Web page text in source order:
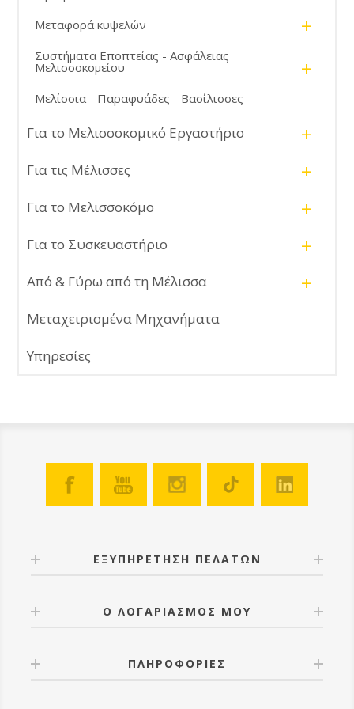
Μεταφορά κυψελών +
Συστήματα Εποπτείας - Ασφάλειας
Μελισσοκομείου +
Μελίσσια - Παραφυάδες - Βασίλισσες
Για το Μελισσοκομικό Εργαστήριο +
Για τις Μέλισσες +
Για το Μελισσοκόμο +
Για το Συσκευαστήριο +
Από & Γύρω από τη Μέλισσα +
Μεταχειρισμένα Μηχανήματα
Υπηρεσίες
ΕΞΥΠΗΡΕΤΗΣΗ ΠΕΛΑΤΩΝ
Ο ΛΟΓΑΡΙΑΣΜΟΣ ΜΟΥ
ΠΛΗΡΟΦΟΡΙΕΣ